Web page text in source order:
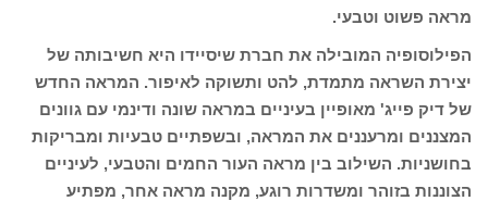
מראה פשוט וטבעי.
הפילוסופיה המובילה את חברת שיסיידו היא חשיבותה של
יצירת השראה מתמדת, להט ותשוקה לאיפור. המראה החדש
של דיק פייג' מאופיין בעיניים במראה שונה ודינמי עם גוונים
המצננים ומרעננים את המראה, ובשפתיים טבעיות ומבריקות
בחושניות. השילוב בין מראה העור החמים והטבעי, לעיניים
הצוננות בזוהר ומשדרות רוגע, מקנה מראה אחר, מפתיע